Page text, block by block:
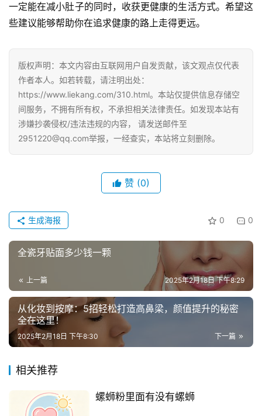
一定能在减小肚子的同时，收获更健康的生活方式。希望这
些建议能够帮助你在追求健康的路上走得更远。
版权声明：本文内容由互联网用户自发贡献，该文观点仅代表
作者本人。如若转载，请注明出处：
https://www.liekang.com/310.html。本站仅提供信息存储空
间服务，不拥有所有权，不承担相关法律责任。如发现本站有
涉嫌抄袭侵权/违法违规的内容， 请发送邮件至
2951220@qq.com举报，一经查实，本站将立刻删除。
赞 (0)
0 0
生成海报
全瓷牙贴面多少钱一颗
上一篇 2025年2月18日 下午8:29
从化妆到按摩：5招轻松打造高鼻梁，颜值提升的秘密
全在这里！
下一篇
2025年2月18日 下午8:30
相关推荐
螺蛳粉里面有没有螺蛳